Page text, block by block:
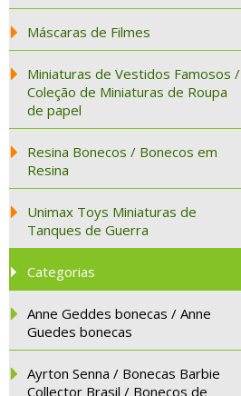
Máscaras de Filmes
Miniaturas de Vestidos Famosos /
Coleção de Miniaturas de Roupa
de papel
Resina Bonecos / Bonecos em
Resina
Unimax Toys Miniaturas de
Tanques de Guerra
Categorias
Anne Geddes bonecas / Anne
Guedes bonecas
Ayrton Senna / Bonecas Barbie
Collector Brasil / Bonecos de